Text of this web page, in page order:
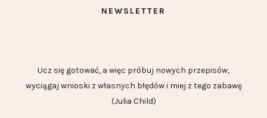
NEWSLETTER
Ucz się gotować, a więc próbuj nowych przepisów,
wyciągaj wnioski z własnych błędów i miej z tego zabawę
(Julia Child)